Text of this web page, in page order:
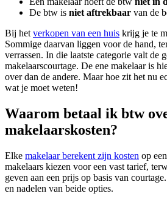
De btw is niet aftrekbaar van de
Bij het verkopen van een huis krijg je te
Sommige daarvan liggen voor de hand,
verrassen. In die laatste categorie valt de
makelaarscourtage. De ene makelaar is
over dan de andere. Maar hoe zit het nu
wat je moet weten!
Waarom betaal ik btw
makelaarskosten?
Elke makelaar berekent zijn kosten op
makelaars kiezen voor een vast tarief,
geven aan een prijs op basis van courtage.
en nadelen van beide opties.